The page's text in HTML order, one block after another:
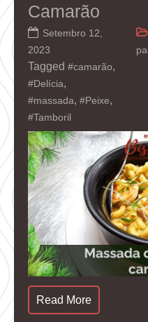
Camarão
Setembro 12,
2023
Tagged #camarão,
#Delícia,
#massada, #Peixe,
#Tamboril
Read More